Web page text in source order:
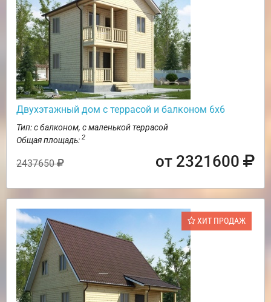
Двухэтажный дом с террасой и балконом 6х6
Тип: с балконом, с маленькой террасой
Общая площадь: 2
2437650 от 2321600
ХИТ ПРОДАЖ